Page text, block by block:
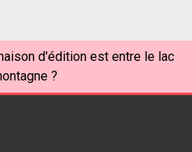
d'édition est entre le lac
?